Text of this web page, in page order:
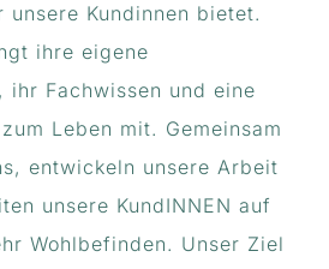
Kundinnen bietet.
ihre eigene
ihr Fachwissen und eine
Leben mit. Gemeinsam
entwickeln unsere Arbeit
unsere KundINNEN auf
Wohlbefinden. Unser Ziel